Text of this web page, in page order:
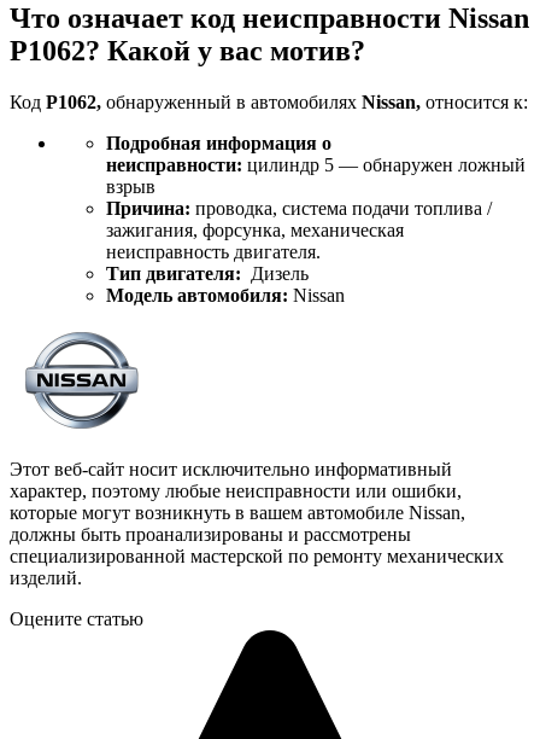
Что означает код неисправности Nissan
P1062? Какой у вас мотив?
Код P1062, обнаруженный в автомобилях Nissan, относится к:
Подробная информация о
неисправности: цилиндр 5 — обнаружен ложный
взрыв
Причина: проводка, система подачи топлива /
зажигания, форсунка, механическая
неисправность двигателя.
Тип двигателя: Дизель
Модель автомобиля: Nissan
Этот веб-сайт носит исключительно информативный
характер, поэтому любые неисправности или ошибки,
которые могут возникнуть в вашем автомобиле Nissan,
должны быть проанализированы и рассмотрены
специализированной мастерской по ремонту механических
изделий.
Оцените статью